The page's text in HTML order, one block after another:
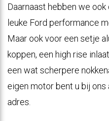
Daarnaast hebben we ook
leuke Ford performance
Maar ook voor een setje
koppen, een high rise
een wat scherpere
eigen motor bent u bij ons
adres.